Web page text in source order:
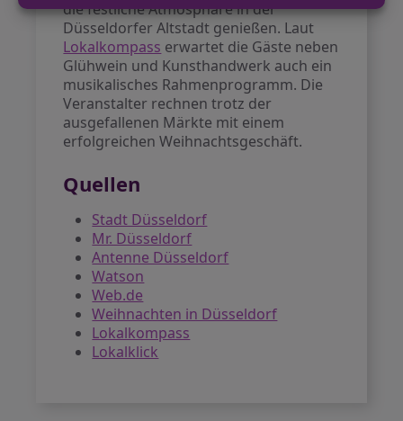
die festliche Atmosphäre in der
Düsseldorfer Altstadt genießen. Laut
Lokalkompass erwartet die Gäste neben
Glühwein und Kunsthandwerk auch ein
musikalisches Rahmenprogramm. Die
Veranstalter rechnen trotz der
ausgefallenen Märkte mit einem
erfolgreichen Weihnachtsgeschäft.
Quellen
Stadt Düsseldorf
Mr. Düsseldorf
Antenne Düsseldorf
Watson
Web.de
Weihnachten in Düsseldorf
Lokalkompass
Lokalklick